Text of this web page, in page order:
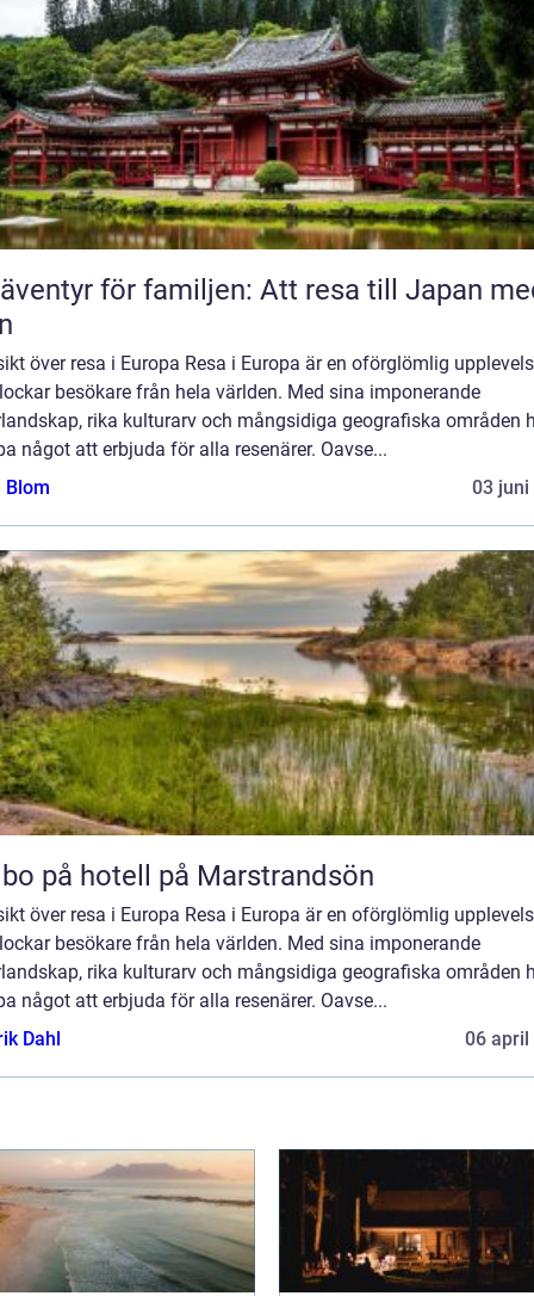
för familjen: Att resa till Japan
över resa i Europa Resa i Europa är en oförglömlig
besökare från hela världen. Med sina imponerande
rika kulturarv och mångsidiga geografiska områden
något att erbjuda för alla resenärer. Oavse...
Blom
03 juni
på hotell på Marstrandsön
över resa i Europa Resa i Europa är en oförglömlig
besökare från hela världen. Med sina imponerande
rika kulturarv och mångsidiga geografiska områden
något att erbjuda för alla resenärer. Oavse...
Dahl
06 april